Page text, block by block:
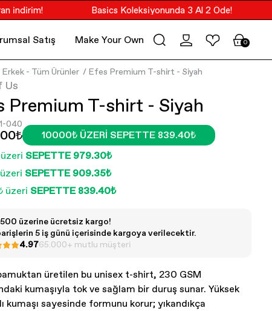
Basics Koleksiyonunda 3 Al 2 Öde!
Satış Make Your Own Merch PoV 0
Erkek - Tüm Ürünler Efes Premium T-shirt - Siyah
Us
Premium T-shirt - Siyah
040
10000₺ ÜZERI SEPETTE 839.40₺
SEPETTE 979.30₺
SEPETTE 909.35₺
üzeri SEPETTE 839.40₺
üzerine ücretsiz kargo!
5 iş günü içerisinde kargoya verilecektir.
4.9765.000+ mutlu müşteri
üretilen bu unisex t-shirt, 230 GSM
kumaşıyla tok ve sağlam bir duruş sunar. Yüksek
kumaşı sayesinde formunu korur; yıkandıkça